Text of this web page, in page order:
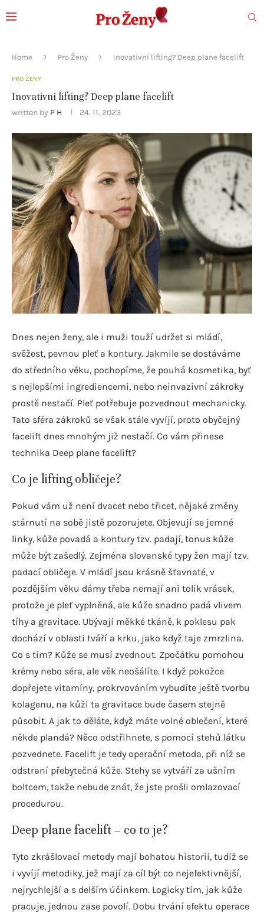
Home Pro Ženy Inovativní lifting? Deep plane facelift
PRO ŽENY
Inovativní lifting? Deep plane facelift
written by P H 24. 11. 2023
Dnes nejen ženy, ale i muži touží udržet si mládí,
svěžest, pevnou pleť a kontury. Jakmile se dostáváme
do středního věku, pochopíme, že pouhá kosmetika, byť
s nejlepšími ingrediencemi, nebo neinvazivní zákroky
prostě nestačí. Pleť potřebuje pozvednout mechanicky.
Tato sféra zákroků se však stále vyvíjí, proto obyčejný
facelift dnes mnohým již nestačí. Co vám přinese
technika Deep plane facelift?
Co je lifting obličeje?
Pokud vám už není dvacet nebo třicet, nějaké změny
stárnutí na sobě jistě pozorujete. Objevují se jemné
linky, kůže povadá a kontury tzv. padají, tonus kůže
může být zašedlý. Zejména slovanské typy žen mají tzv.
padací obličeje. V mládí jsou krásně šťavnaté, v
pozdějším věku dámy třeba nemají ani tolik vrásek,
protože je pleť vyplněná, ale kůže snadno padá vlivem
tíhy a gravitace. Ubývají měkké tkáně, k poklesu pak
dochází v oblasti tváří a krku, jako když taje zmrzlina.
Co s tím? Kůže se musí zvednout. Zpočátku pomohou
krémy nebo séra, ale věk neošálíte. I když pokožce
dopřejete vitamíny, prokrvováním vybudíte ještě tvorbu
kolagenu, na kůži ta gravitace bude časem stejně
působit. A jak to děláte, když máte volné oblečení, které
někde plandá? Něco odstřihnete, s pomocí stehů látku
pozvednete. Facelift je tedy operační metoda, při níž se
odstraní přebytečná kůže. Stehy se vytváří za ušním
boltcem, takže nebude znát, že jste prošli omlazovací
procedurou.
Deep plane facelift – co to je?
Tyto zkrášlovací metody mají bohatou historii, tudíž se
i vyvíjí metodiky, jež mají za cíl být co nejefektivnější,
nejrychlejší a s delším účinkem. Logicky tím, jak kůže
pracuje, jednou zase povolí. Dobu trvání efektu operace